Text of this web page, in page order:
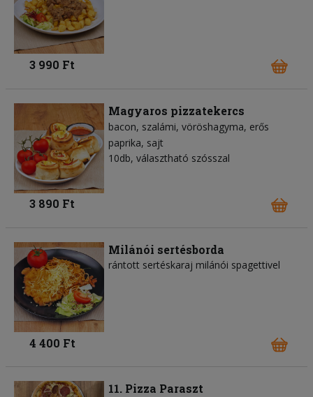
3 990 Ft
Magyaros pizzatekercs
bacon szalámi vöröshagyma erős
paprika sajt
10db, választható szósszal
3 890 Ft
Milánói sertésborda
rántott sertéskaraj milánói spagettivel
4 400 Ft
11. Pizza Paraszt